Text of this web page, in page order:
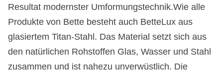
Resultat modernster Umformungstechnik.Wie alle
Produkte von Bette besteht auch BetteLux aus
glasiertem Titan-Stahl. Das Material setzt sich aus
den natürlichen Rohstoffen Glas, Wasser und Stahl
zusammen und ist nahezu unverwüstlich. Die